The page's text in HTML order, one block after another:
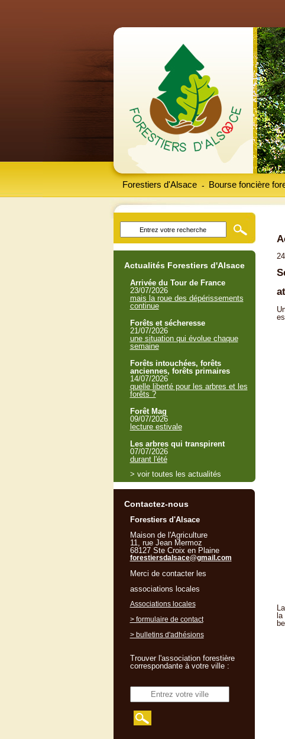
Forestiers d'Alsace Bourse foncière
-
Actualités Forestiers d'Alsace
Arrivée du Tour de France
23/07/2026
mais la roue des dépérissements
continue
Forêts et sécheresse
21/07/2026
une situation qui évolue chaque
semaine
Forêts intouchées, forêts
anciennes, forêts primaires
14/07/2026
quelle liberté pour les arbres et les
forêts ?
Forêt Mag
09/07/2026
lecture estivale
Les arbres qui transpirent
07/07/2026
durant l'été
> voir toutes les actualités
Contactez-nous
Forestiers d'Alsace
Maison de l'Agriculture
11, rue Jean Mermoz
68127 Ste Croix en Plaine
forestiersdalsace@gmail.com
Merci de contacter les
associations locales
Associations locales
> formulaire de contact
> bulletins d'adhésions
Trouver l'association forestière
correspondante à votre ville :